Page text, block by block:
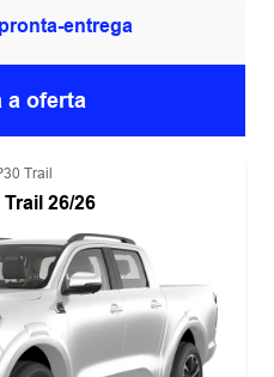
entrega
a oferta
Trail
26/26